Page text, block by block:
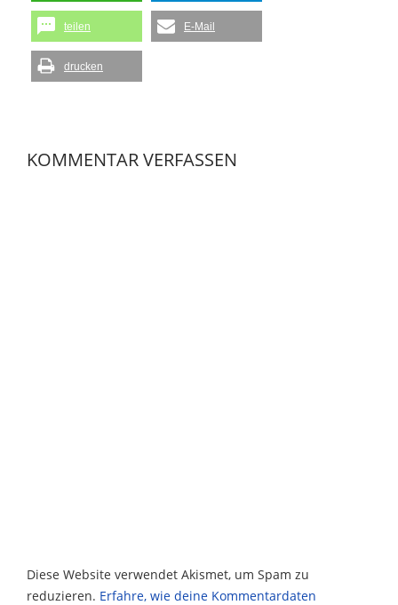
teilen E-Mail
drucken
KOMMENTAR VERFASSEN
Diese Website verwendet Akismet, um Spam zu
reduzieren. Erfahre, wie deine Kommentardaten